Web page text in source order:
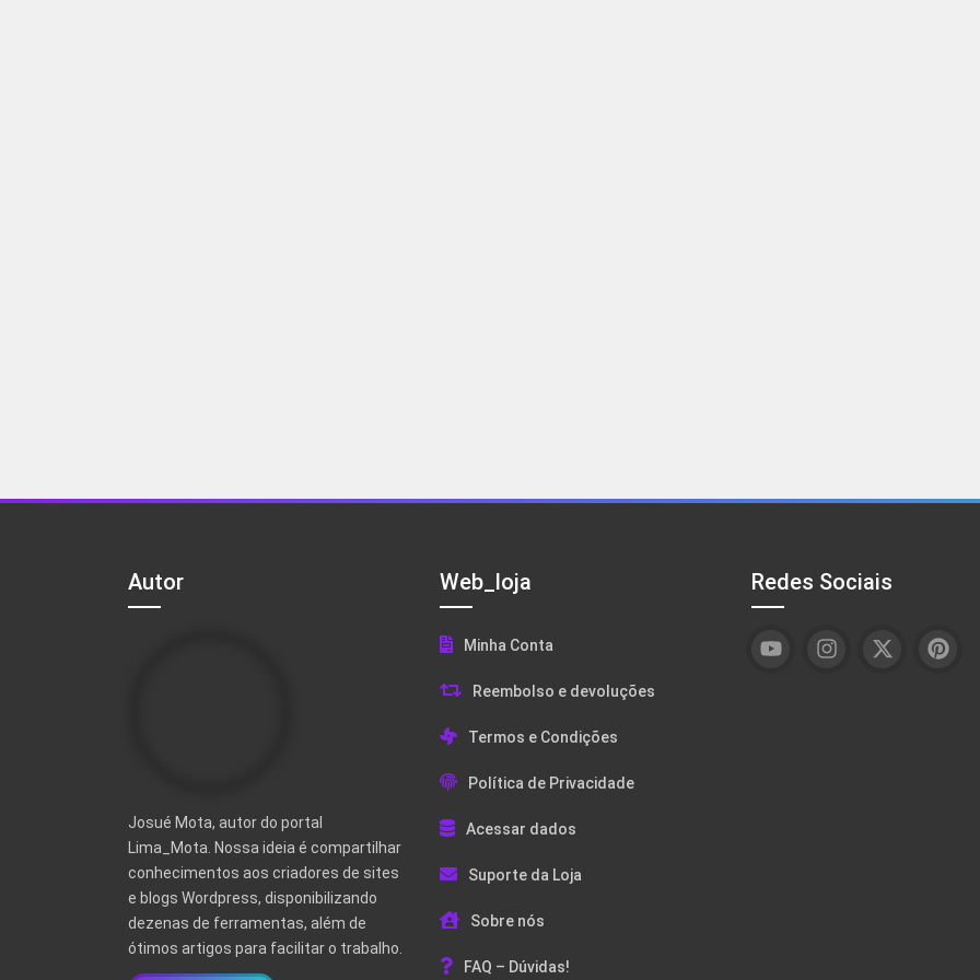
Autor
Josué Mota, autor do portal
Lima_Mota. Nossa ideia é compartilhar
conhecimentos aos criadores de sites
e blogs Wordpress, disponibilizando
dezenas de ferramentas, além de
ótimos artigos para facilitar o trabalho.
Web_loja
Minha Conta
Reembolso e devoluções
Termos e Condições
Política de Privacidade
Acessar dados
Suporte da Loja
Sobre nós
FAQ – Dúvidas!
Redes Sociais